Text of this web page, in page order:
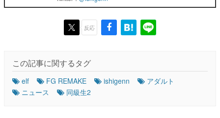
反応
この記事に関するタグ
elf FG REMAKE ishigenn
アダルト
ニュース
同級生2